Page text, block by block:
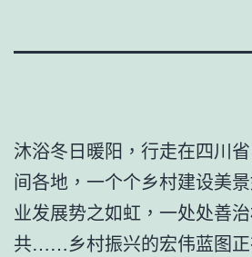
沐浴冬日暖阳，行走在四川
间各地，一个个乡村建设美
业发展势之如虹，一处处善
共……乡村振兴的宏伟蓝图正